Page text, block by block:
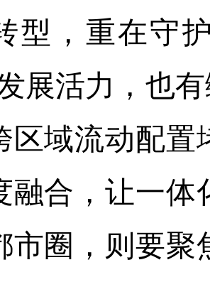
型，重在守
展活力，也
区域流动配置
融合，让一
市圈，则要